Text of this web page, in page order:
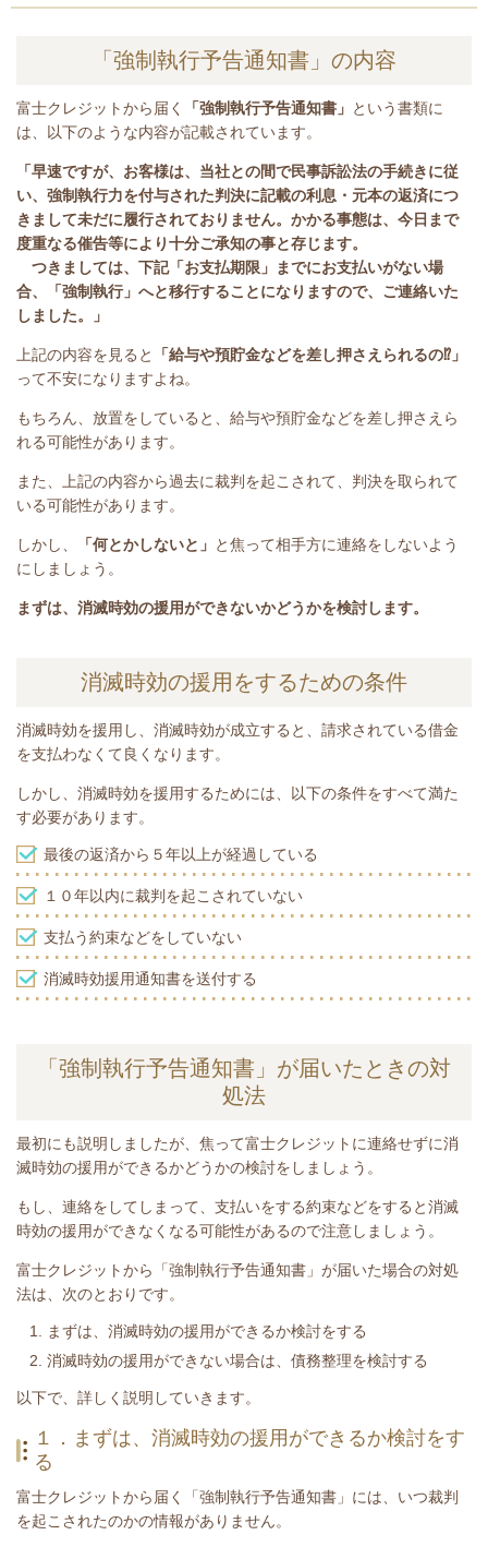
「強制執行予告通知書」の内容
富士クレジットから届く 「強制執行予告通知書」 という書類に
は、
以下のような内容が記載されています。
「早速ですが、お客様は、当社との間で民事訴訟法の手続きに従
い、強制執行力を付与された判決に記載の利息・元本の返済につ
きまして未だに履行されておりません。かかる事態は、今日まで
度重なる催告等により十分ご承知の事と存じます。
つきましては、下記「お支払期限」までにお支払いがない場
合、「強制執行」へと移行することになりますので、ご連絡いた
しました。
」
上記の内容を見ると
「給与や預貯金などを差し押さえられるの⁉」
って不安になりますよね。
もちろん、放置をしていると、給与や預貯金などを差し押さえら
れる可能性があります。
また、上記の内容から過去に裁判を起こされて、判決を取られて
いる可能性があります。
しかし、 「何とかしないと」 と焦って相手方に連絡をしないよう
にしましょう。
まずは、消滅時効の援用ができないかどうかを検討します。
消滅時効の援用をするための条件
消滅時効を援用し、消滅時効が成立すると、請求されている借金
を支払わなくて良くなります。
しかし、消滅時効を援用するためには、以下の条件をすべて満た
す必要があります。
最後の返済から５年以上が経過している
１０年以内に裁判を起こされていない
支払う約束などをしていない
消滅時効援用通知書を送付する
「強制執行予告通知書」が届いたときの対
処法
最初にも説明しましたが、焦って富士クレジットに連絡せずに消
滅時効の援用ができるかどうかの検討をしましょう。
もし、連絡をしてしまって、支払いをする約束などをすると消滅
時効の援用ができなくなる可能性があるので注意しましょう。
富士クレジットから「強制執行予告通知書」が届いた場合の対処
法は、次のとおりです。
まずは、消滅時効の援用ができるか検討をする
消滅時効の援用ができない場合は、債務整理を検討する
​以下で、詳しく説明していきます。
１．まずは、消滅時効の援用ができるか検討をす
る
富士クレジットから届く
「強制執行予告通知書」には、いつ裁判
を起こされたのかの情報がありません。